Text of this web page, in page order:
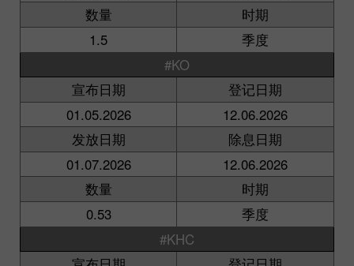
数量
时期
1.5
季度
#KO
宣布日期
登记日期
01.05.2026
12.06.2026
发放日期
除息日期
01.07.2026
12.06.2026
数量
时期
0.53
季度
#KHC